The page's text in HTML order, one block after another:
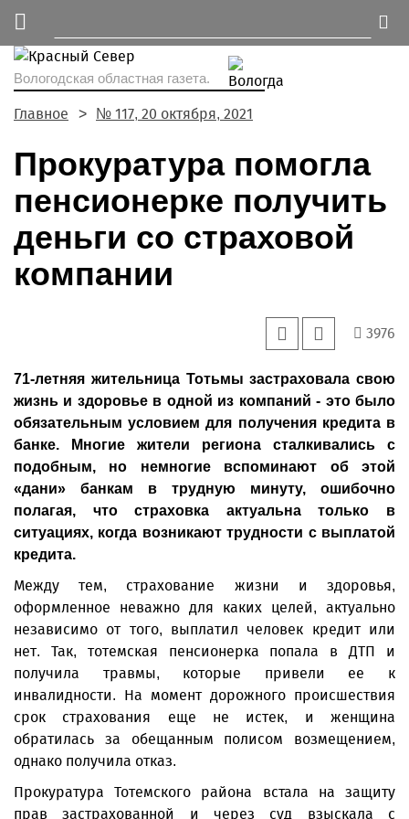
Вологодская областная газета.
Главное № 117, 20 октября, 2021
Прокуратура помогла
пенсионерке получить
деньги со страховой
компании
3976
71-летняя жительница Тотьмы застраховала свою
жизнь и здоровье в одной из компаний - это было
обязательным условием для получения кредита в
банке. Многие жители региона сталкивались с
подобным, но немногие вспоминают об этой
«дани» банкам в трудную минуту, ошибочно
полагая, что страховка актуальна только в
ситуациях, когда возникают трудности с выплатой
кредита.
Между тем, страхование жизни и здоровья,
оформленное неважно для каких целей, актуально
независимо от того, выплатил человек кредит или
нет. Так, тотемская пенсионерка попала в ДТП и
получила травмы, которые привели ее к
инвалидности. На момент дорожного происшествия
срок страхования еще не истек, и женщина
обратилась за обещанным полисом возмещением,
однако получила отказ.
Прокуратура Тотемского района встала на защиту
прав застрахованной и через суд взыскала с